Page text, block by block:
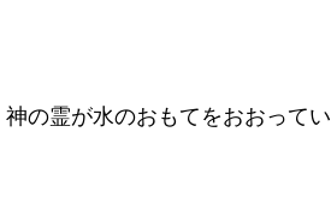
の霊が水のおもてをおおってい